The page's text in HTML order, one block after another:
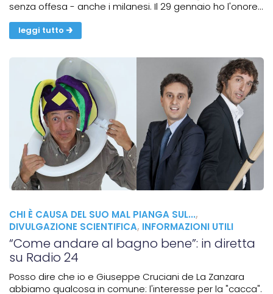
senza offesa - anche i milanesi. Il 29 gennaio ho l'onore
di portare in una location teatrale d'eccezione, lo storico
Teatro Zelig Cabaret, la conferenza buffa...
leggi tutto
“Come andare al bagno bene”: in diretta
su Radio 24
CHI È CAUSA DEL SUO MAL PIANGA SUL...,
DIVULGAZIONE SCIENTIFICA, INFORMAZIONI UTILI
Posso dire che io e Giuseppe Cruciani de La Zanzara
abbiamo qualcosa in comune: l'interesse per la "cacca".